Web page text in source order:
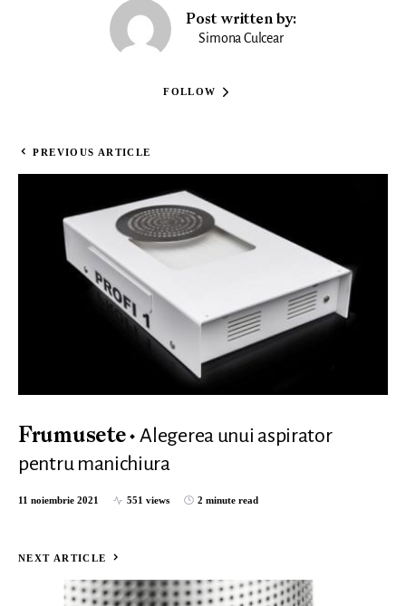
Post written by:
Simona Culcear
FOLLOW
PREVIOUS ARTICLE
Frumusete
Alegerea unui aspirator
pentru manichiura
11 noiembrie 2021 551 views 2 minute read
NEXT ARTICLE